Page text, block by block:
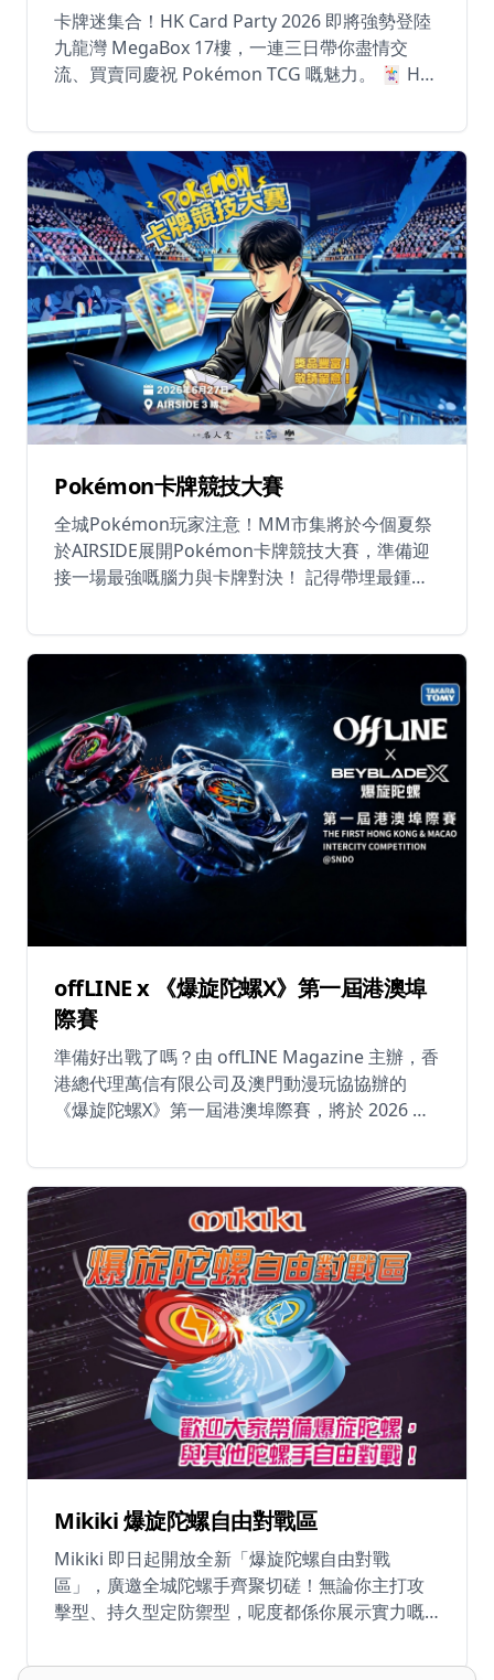
卡牌迷集合！HK Card Party 2026 即將強勢登陸
九龍灣 MegaBox 17樓，一連三日帶你盡情交
流、買賣同慶祝 Pokémon TCG 嘅魅力。 🃏 HK
卡牌博覽會，匯聚本地及各地收藏家、攤主同卡
牌愛好者。無論你係追緊頂級珍藏、PSA 評級
卡，定係想入手新補充包，呢度都係你嘅天堂。
免費入場、展位眾多，係一個真正屬於整個卡牌
社群嘅週末盛事。 今年更逢 Pokémon 30 周年紀
念，意義非凡。不論你係新手定老手，只要你熱
愛卡牌，呢度就係你嘅主場。 📅 日期：2026年7
月3日至5日（星期五至日） ⏰ 時間：每日上午
11:00 至晚上 8:00 📍 九龍灣 MegaBox 17樓 🎟
免費入場
Pokémon卡牌競技大賽
全城Pokémon玩家注意！MM市集將於今個夏祭
於AIRSIDE展開Pokémon卡牌競技大賽，準備迎
接一場最強嘅腦力與卡牌對決！ 記得帶埋最鍾意
精彩交鋒。贏家將有機會贏取極之豐富嘅精彩獎
品！ 無論你係資深競技玩家定係卡牌愛好者，呢
個夏天就係你展示實力嘅最佳舞台，千祈唔好錯
11:30 – 晚上10:30 📍 香港九龍啟德協調道2號
AIRSIDE 3樓 🎟️ 報名費：HK$100 🗓️ 網上報名開
始：2026年5月12日 上午10:00
offLINE x 《爆旋陀螺X》第一屆港澳埠
際賽
準備好出戰了嗎？由 offLINE Magazine 主辦，香
港總代理萬信有限公司及澳門動漫玩協協辦的
《爆旋陀螺X》第一屆港澳埠際賽，將於 2026 年
SNDO」7 樓及 8 樓盛大舉行！ 是次賽事為香港
與澳門之間首個跨境陀螺對決，設多個組別，涵
蓋青少年組、公開組、最強女陀螺手盃及情侶
盃，無論你是實力派選手還是熱情粉絲，都不容
錯過這場終極爆旋盛事！ 🏆 比賽組別： - 6 至 12
歲組別 — 初賽時間：中午 12 時 45 分（6 月 19
日） - 6 歲以上公開組別 — 初賽時間：下午 3 時
（6 月 19 日） - 最強女陀螺手盃 - 情侶盃（G3 甜
蜜二人組） 📅 日期：2026 年 6 月 19 至 21 日
（星期五至日） ⏰ 時間：中午 12 時至晚上 8 時
📍 啟德雙子匯 2 期三道 SNDO 7 樓及 8 樓 💰 免
費入場
Mikiki 爆旋陀螺自由對戰區
Mikiki 即日起開放全新「爆旋陀螺自由對戰
區」，廣邀全城陀螺手齊聚切磋！無論你主打攻
擊型、持久型定防禦型，呢度都係你展示實力嘅
玩家盡情體驗「X衝刺」同「爆裂」嘅極致快感。